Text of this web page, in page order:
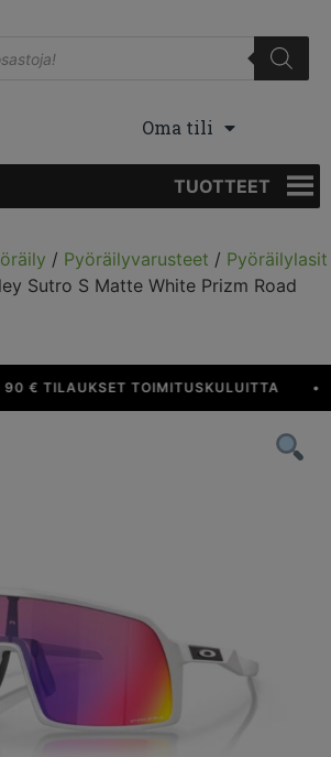
Oma tili
TUOTTEET
/ Pyöräilyvarusteet / Pyöräilylasit
Sutro S Matte White Prizm Road
€ TILAUKSET TOIMITUSKULUITTA